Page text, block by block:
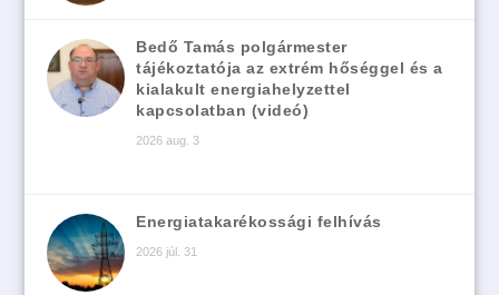
Bedő Tamás polgármester
tájékoztatója az extrém hőséggel és a
kialakult energiahelyzettel
kapcsolatban (videó)
2026 aug. 3
Energiatakarékossági felhívás
2026 júl. 31